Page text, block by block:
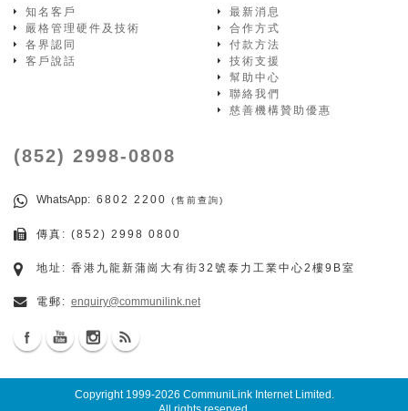
知名客戶
嚴格管理硬件及技術
各界認同
客戶說話
最新消息
合作方式
付款方法
技術支援
幫助中心
聯絡我們
慈善機構贊助優惠
(852) 2998-0808
WhatsApp: 6802 2200 (售前查詢)
傳真: (852) 2998 0800
地址: 香港九龍新蒲崗大有街32號泰力工業中心2樓9B室
電郵: enquiry@communilink.net
Copyright 1999-2026 CommuniLink Internet Limited .